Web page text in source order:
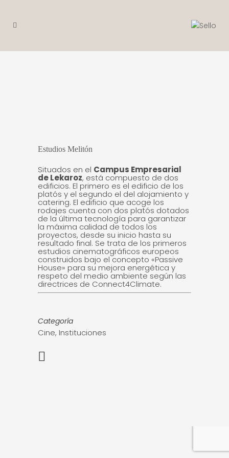
Estudios Melitón
Situados en el Campus Empresarial
de Lekaroz, está compuesto de dos
edificios. El primero es el edificio de los
platós y el segundo el del alojamiento y
catering. El edificio que acoge los
rodajes cuenta con dos platós dotados
de la última tecnología para garantizar
la máxima calidad de todos los
proyectos, desde su inicio hasta su
resultado final. Se trata de los primeros
estudios cinematográficos europeos
construidos bajo el concepto «Passive
House» para su mejora energética y
respeto del medio ambiente según las
directrices de Connect4Climate.
Categoría
Cine, Instituciones